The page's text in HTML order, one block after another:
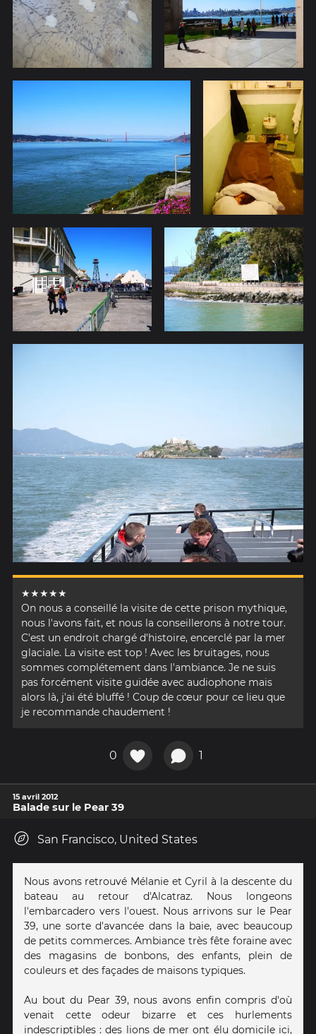
★★★★★
On nous a conseillé la visite de cette prison mythique,
nous l'avons fait, et nous la conseillerons à notre tour.
C'est un endroit chargé d'histoire, encerclé par la mer
glaciale. La visite est top ! Avec les bruitages, nous
sommes complétement dans l'ambiance. Je ne suis
pas forcément visite guidée avec audiophone mais
alors là, j'ai été bluffé ! Coup de cœur pour ce lieu que
je recommande chaudement !
0 1
15 avril 2012
Balade sur le Pear 39
San Francisco, United States
Nous avons retrouvé Mélanie et Cyril à la descente du
bateau au retour d'Alcatraz. Nous longeons
l'embarcadero vers l'ouest. Nous arrivons sur le Pear
39, une sorte d'avancée dans la baie, avec beaucoup
de petits commerces. Ambiance très fête foraine avec
des magasins de bonbons, des enfants, plein de
couleurs et des façades de maisons typiques.
Au bout du Pear 39, nous avons enfin compris d'où
venait cette odeur bizarre et ces hurlements
indescriptibles : des lions de mer ont élu domicile ici,